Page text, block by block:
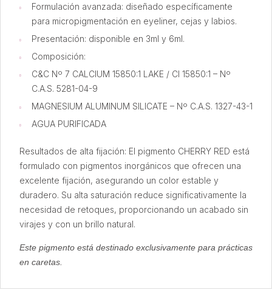
Formulación avanzada: diseñado específicamente
para micropigmentación en eyeliner, cejas y labios.
Presentación: disponible en 3ml y 6ml.
Composición:
C&C Nº 7 CALCIUM 15850:1 LAKE / CI 15850:1 – Nº
C.A.S. 5281-04-9
MAGNESIUM ALUMINUM SILICATE – Nº C.A.S. 1327-43-1
AGUA PURIFICADA
Resultados de alta fijación: El pigmento CHERRY RED está
formulado con pigmentos inorgánicos que ofrecen una
excelente fijación, asegurando un color estable y
duradero. Su alta saturación reduce significativamente la
necesidad de retoques, proporcionando un acabado sin
virajes y con un brillo natural.
Este pigmento está destinado exclusivamente para prácticas
en caretas.